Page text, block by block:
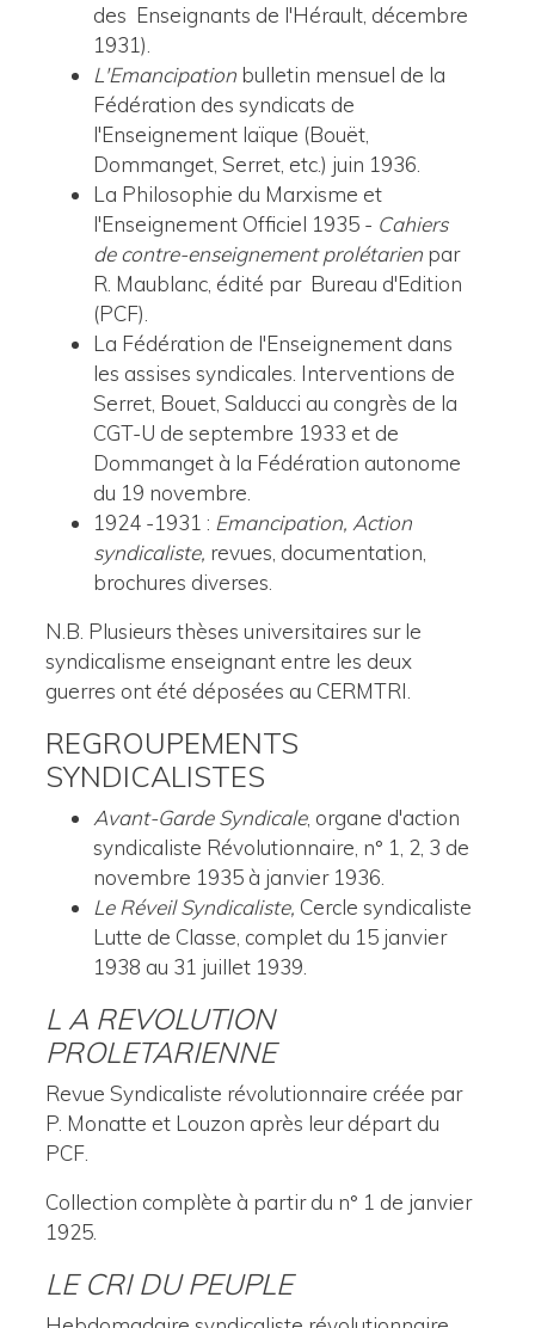
des Enseignants de l'Hérault, décembre
1931).
L'Emancipation bulletin mensuel de la
Fédération des syndicats de
l'Enseignement laïque (Bouët,
Dommanget, Serret, etc.) juin 1936.
La Philosophie du Marxisme et
l'Enseignement Officiel 1935 - Cahiers
de contre-enseignement prolétarien par
R. Maublanc, édité par Bureau d'Edition
(PCF).
La Fédération de l'Enseignement dans
les assises syndicales. Interventions de
Serret, Bouet, Salducci au congrès de la
CGT-U de septembre 1933 et de
Dommanget à la Fédération autonome
du 19 novembre.
1924 -1931 : Emancipation, Action
syndicaliste, revues, documentation,
brochures diverses.
N.B. Plusieurs thèses universitaires sur le
syndicalisme enseignant entre les deux
guerres ont été déposées au CERMTRI.
REGROUPEMENTS
SYNDICALISTES
Avant-Garde Syndicale, organe d'action
syndicaliste Révolutionnaire, n° 1, 2, 3 de
novembre 1935 à janvier 1936.
Le Réveil Syndicaliste, Cercle syndicaliste
Lutte de Classe, complet du 15 janvier
1938 au 31 juillet 1939.
L A REVOLUTION
PROLETARIENNE
Revue Syndicaliste révolutionnaire créée par
P. Monatte et Louzon après leur départ du
PCF.
Collection complète à partir du n° 1 de janvier
1925.
LE CRI DU PEUPLE